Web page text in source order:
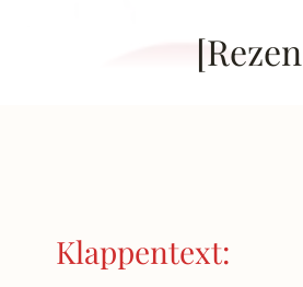
Klappentext: